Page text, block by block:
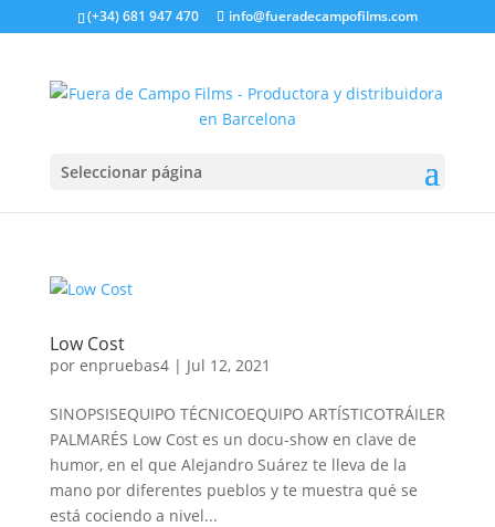
(+34) 681 947 470 info@fueradecampofilms.com
Seleccionar página
Low Cost
por enpruebas4| Jul 12, 2021
SINOPSISEQUIPO TÉCNICOEQUIPO ARTÍSTICOTRÁILER
PALMARÉS Low Cost es un docu-show en clave de
humor, en el que Alejandro Suárez te lleva de la
mano por diferentes pueblos y te muestra qué se
está cociendo a nivel...